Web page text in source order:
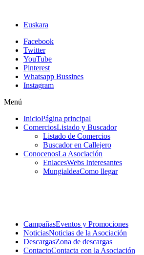
Euskara
Facebook
Twitter
YouTube
Pinterest
Whatsapp Bussines
Instagram
Menú
InicioPágina principal
ComerciosListado y Buscador
Listado de Comercios
Buscador en Callejero
ConocenosLa Asociación
EnlacesWebs Interesantes
MungialdeaComo llegar
CampañasEventos y Promociones
NoticiasNoticias de la Asociación
DescargasZona de descargas
ContactoContacta con la Asociación